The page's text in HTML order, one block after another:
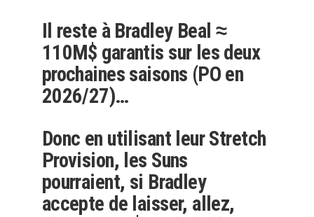
Il reste à Bradley Beal ≈
110M$ garantis sur les deux
prochaines saisons (PO en
2026/27)…
Donc en utilisant leur Stretch
Provision, les Suns
pourraient, si Bradley
accepte de laisser, allez,